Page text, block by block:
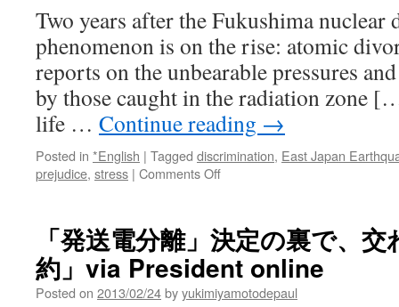
２
３
月
２
度、
国
に
捨
て
た
via
毎
日
Two years after the Fukushima nuclear
phenomenon is on the rise: atomic
reports on the unbearable pressures
by those caught in the radiation zone
life … Continue reading →
Posted in *English | Tagged discrimination, East Japan
prejudice, stress | Comments Offon
families
on
the
edge
of
「発送電分離」決定の裏で、
約」via President online
Posted on 2013/02/24byyukimiyamotodepaul